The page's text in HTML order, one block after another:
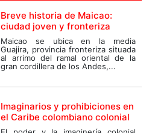
Breve historia de Maicao:
ciudad joven y fronteriza
Maicao se ubica en la media
Guajira, provincia fronteriza situada
al arrimo del ramal oriental de la
gran cordillera de los Andes,...
Imaginarios y prohibiciones en
el Caribe colombiano colonial